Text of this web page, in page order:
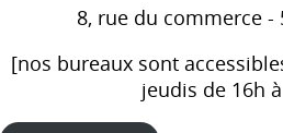
8, rue du commerce -
[nos bureaux sont
jeudis de 16h